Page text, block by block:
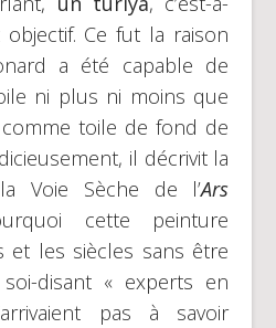
Ce fut la raison
a été capable de
ni plus ni moins que
toile de fond de
il décrivit la
Voie Sèche de l’Ars
cette peinture
et les siècles sans être
disant « experts en
pas à savoir